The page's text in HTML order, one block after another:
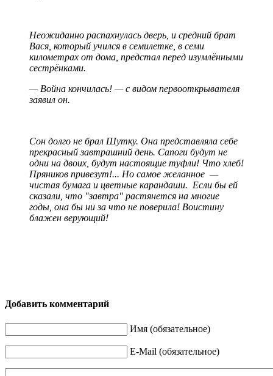
Неожиданно распахнулась дверь, и средний брат
Вася, который учился в семилетке, в семи
километрах от дома, предстал перед изумлёнными
сестрёнками.
— Война кончилась! — с видом первооткрывателя
заявил он.
Сон долго не брал Шутку. Она представляла себе
прекрасный завтрашний день. Сапоги будут не
одни на двоих, будут настоящие туфли! Что хлеб!
Пряников привезут!... Но самое желанное —
чистая бумага и цветные карандаши. Если бы ей
сказали, что "завтра" растянется на многие
годы, она бы ни за что не поверила! Воистину
блажен верующий!
Добавить комментарий
Имя (обязательное)
E-Mail (обязательное)